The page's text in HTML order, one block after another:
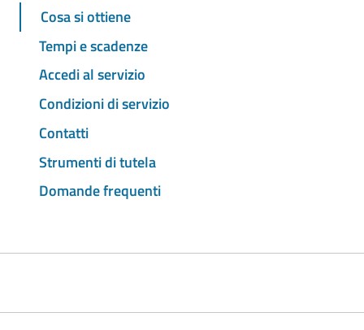
Cosa si ottiene
Tempi e scadenze
Accedi al servizio
Condizioni di servizio
Contatti
Strumenti di tutela
Domande frequenti